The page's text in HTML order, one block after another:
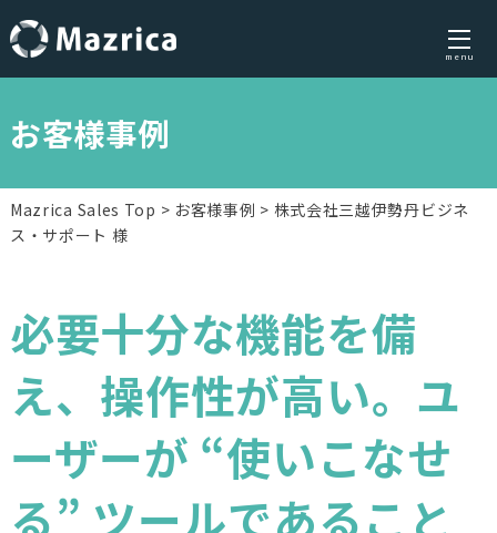
to
content
menu
お客様事例
Mazrica Sales Top お客様事例
株式会社三越伊勢丹ビジネ
ス・サポート 様
必要十分な機能を備
え、操作性が高い。ユ
ーザーが “使いこなせ
る” ツールであること